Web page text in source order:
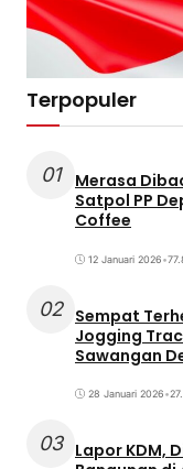
Terpopuler
01
Merasa
Satpol PP
Coffee
12 Januari 2026•
02 Sempat
Jogging
Sawangan
28 Januari 2026•
03 Lapor KDM,